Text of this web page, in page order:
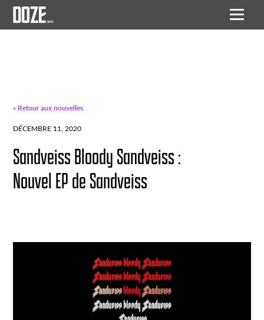
« Retour aux nouvelles
DÉCEMBRE 11, 2020
Sandveiss Bloody Sandveiss :
Nouvel EP de Sandveiss